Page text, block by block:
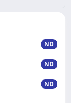
ND
ND
ND